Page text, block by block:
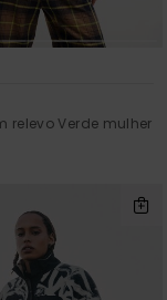
relevo Verde mulher